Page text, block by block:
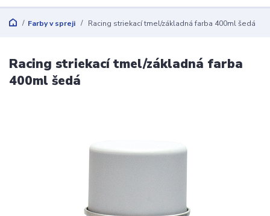
Farby v spreji Racing striekací tmel/základná farba 400ml šedá
Racing striekací tmel/základná farba
400ml šedá